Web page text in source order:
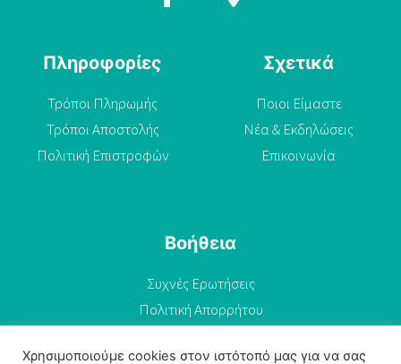
Πληροφορίες
Τρόποι Πληρωμής
Τρόποι Αποστολής
Πολιτική Επιστροφών
Σχετικά
Ποιοι Είμαστε
Νέα & Εκδηλώσεις
Επικοινωνία
Βοήθεια
Συχνές Ερωτήσεις
Πολιτική Απορρήτου
Χρησιμοποιούμε cookies στον ιστότοπό μας για να σας